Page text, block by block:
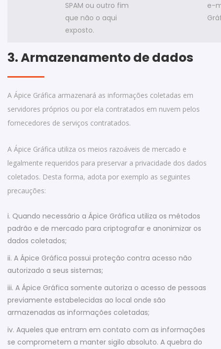
SPAM ou outro fim
que não o aqui
exposto.
e-
3. Armazenamento de dados
A Ápice Gráfica armazenará as informações coletadas em
servidores próprios ou por ela contratados em nuvem pelos
fornecedores de serviços contratados.
A Ápice Gráfica utiliza os meios razoáveis de mercado e
legalmente requeridos para preservar a privacidade dos dados
coletados. Desta forma, adota por exemplo as seguintes
precauções:
i. Quando necessário a Ápice Gráfica utiliza os métodos
padrão e de mercado para criptografar e anonimizar os
dados coletados;
ii. A Ápice Gráfica possui proteção contra acesso não
autorizado a seus sistemas;
iii. A Ápice Gráfica somente autoriza o acesso de pessoas
previamente estabelecidas ao local onde são
armazenadas as informações coletadas;
iv. Aqueles que entram em contato com as informações
se comprometem a manter sigilo absoluto. A quebra do